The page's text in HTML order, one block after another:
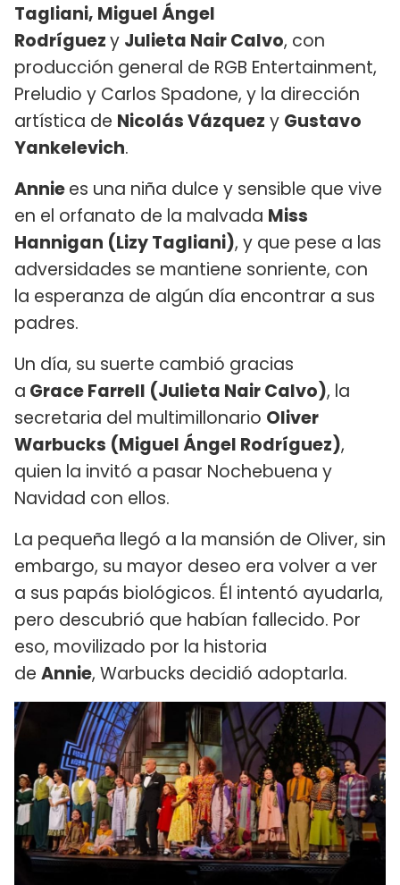
Tagliani, Miguel Ángel
Rodríguezy Julieta Nair Calvo, con
producción general de RGB Entertainment,
Preludio y Carlos Spadone, y la dirección
artística de Nicolás Vázquez y Gustavo
Yankelevich.
Anniees una niña dulce y sensible que vive
en el orfanato de la malvada Miss
Hannigan (Lizy Tagliani), y que pese a las
adversidades se mantiene sonriente, con
la esperanza de algún día encontrar a sus
padres.
Un día, su suerte cambió gracias
a Grace Farrell​ (Julieta Nair Calvo), la
secretaria del multimillonario Oliver
Warbucks (Miguel Ángel Rodríguez),
quien la invitó a pasar Nochebuena y
Navidad con ellos.
La pequeña llegó a la mansión de Oliver, sin
embargo, su mayor deseo era volver a ver
a sus papás biológicos. Él intentó ayudarla,
pero descubrió que habían fallecido. Por
eso, movilizado por la historia
de Annie, Warbucks decidió adoptarla.